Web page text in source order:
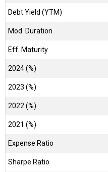
Debt Yield (YTM)
Mod. Duration
Eff. Maturity
2024 (%)
2023 (%)
2022 (%)
2021 (%)
Expense Ratio
Sharpe Ratio